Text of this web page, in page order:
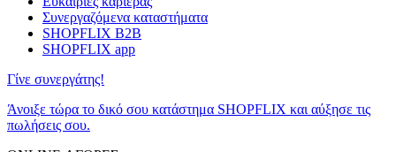
Συνεργαζόμενα καταστήματα
SHOPFLIX B2B
SHOPFLIX app
Γίνε συνεργάτης!
Άνοιξε τώρα το δικό σου κατάστημα SHOPFLIX και αύξησε τις
πωλήσεις σου.